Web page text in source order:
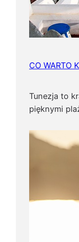
CO WARTO
Tunezja to
pięknymi